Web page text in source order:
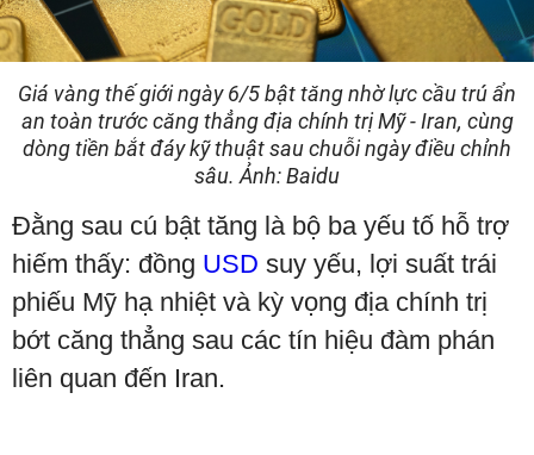
Giá vàng thế giới ngày 6/5 bật tăng nhờ lực cầu trú ẩn
an toàn trước căng thẳng địa chính trị Mỹ - Iran, cùng
dòng tiền bắt đáy kỹ thuật sau chuỗi ngày điều chỉnh
sâu. Ảnh: Baidu
Đằng sau cú bật tăng là bộ ba yếu tố hỗ trợ
hiếm thấy: đồng USD suy yếu, lợi suất trái
phiếu Mỹ hạ nhiệt và kỳ vọng địa chính trị
bớt căng thẳng sau các tín hiệu đàm phán
liên quan đến Iran.